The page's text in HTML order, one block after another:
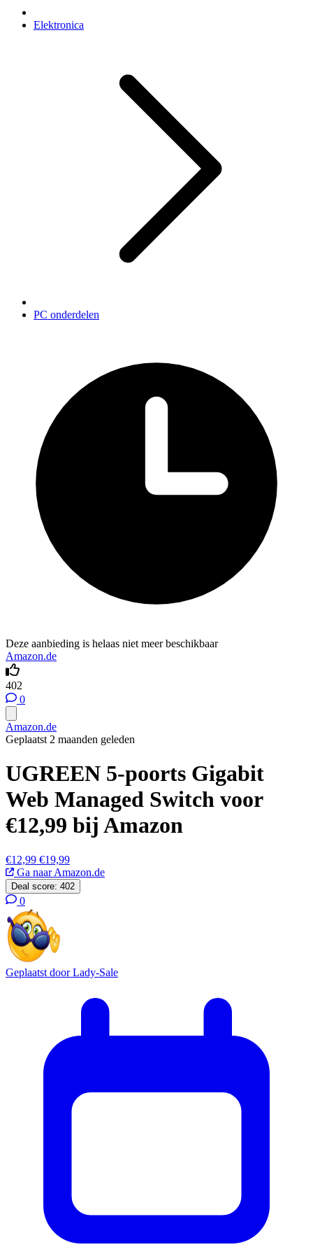
Elektronica
PC onderdelen
Deze aanbieding is helaas niet meer beschikbaar
Amazon.de
402
0
Amazon.de
Geplaatst 2 maanden geleden
UGREEN 5-poorts Gigabit
Web Managed Switch voor
€12,99 bij Amazon
€12,99 €19,99
Ga naar Amazon.de
Deal score: 402
0
Geplaatst doorLady-Sale